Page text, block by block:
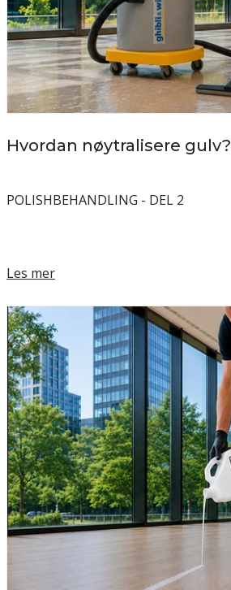
Hvordan nøytralisere gulv?
POLISHBEHANDLING - DEL 2
Les mer